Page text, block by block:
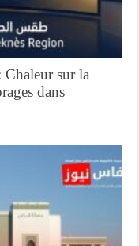
sur la
dans